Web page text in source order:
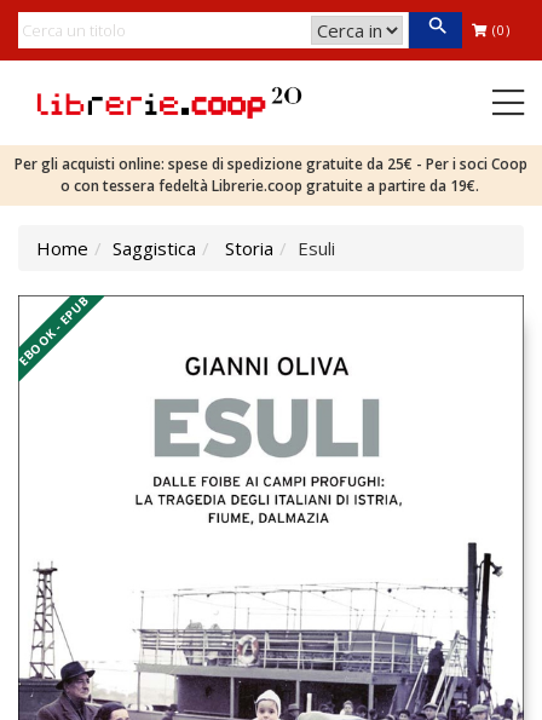
(0)
Per gli acquisti online: spese di spedizione gratuite da 25€ - Per i soci Coop
o con tessera fedeltà Librerie.coop gratuite a partire da 19€.
Home Saggistica Storia Esuli
EBOOK - EPUB